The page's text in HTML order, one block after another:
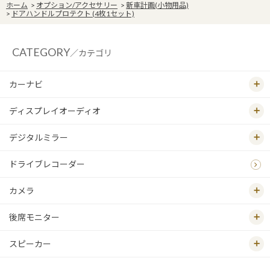
ホーム > オプション/アクセサリー > 新車計画(小物用品)
> ドアハンドルプロテクト (4枚1セット)
CATEGORY／カテゴリ
カーナビ
ディスプレイオーディオ
デジタルミラー
ドライブレコーダー
カメラ
後席モニター
スピーカー